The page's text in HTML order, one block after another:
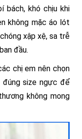
bách, khó chịu khi
không mặc áo lót
xập xệ, sa trễ
đầu.
chị em nên chọn
size ngực để
không mong